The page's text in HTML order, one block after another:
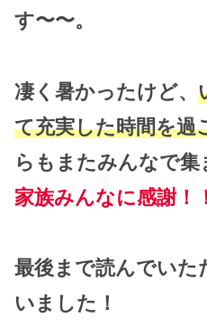
す〜〜。
凄く暑かったけど、
て充実した時間を過
らもまたみんなで集
家族みんなに感謝！！
最後まで読んでい
いました！